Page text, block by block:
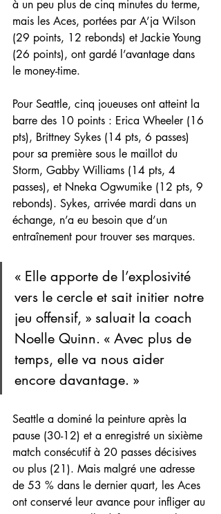
à un peu plus de cinq minutes du terme,
mais les Aces, portées par A’ja Wilson
(29 points, 12 rebonds) et Jackie Young
(26 points), ont gardé l’avantage dans
le money-time.
Pour Seattle, cinq joueuses ont atteint la
barre des 10 points : Erica Wheeler (16
pts), Brittney Sykes (14 pts, 6 passes)
pour sa première sous le maillot du
Storm, Gabby Williams (14 pts, 4
passes), et Nneka Ogwumike (12 pts, 9
rebonds). Sykes, arrivée mardi dans un
échange, n’a eu besoin que d’un
entraînement pour trouver ses marques.
« Elle apporte de l’explosivité
vers le cercle et sait initier notre
jeu offensif, » saluait la coach
Noelle Quinn. « Avec plus de
temps, elle va nous aider
encore davantage. »
Seattle a dominé la peinture après la
pause (30-12) et a enregistré un sixième
match consécutif à 20 passes décisives
ou plus (21). Mais malgré une adresse
de 53 % dans le dernier quart, les Aces
ont conservé leur avance pour infliger au